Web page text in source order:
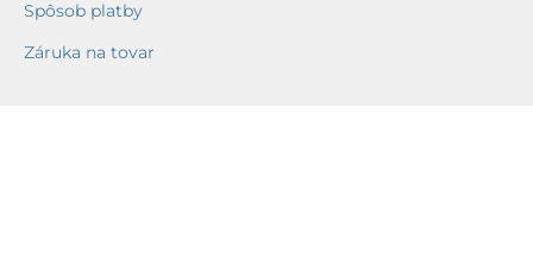
Spôsob platby
Záruka na tovar